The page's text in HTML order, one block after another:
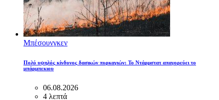
Μπέσουνγκεν
Πολύ υψηλός κίνδυνος δασικών πυρκαγιών: Το Ντάρμστατ απαγορεύει το
μπάρμπεκιου
06.08.2026
4 λεπτά